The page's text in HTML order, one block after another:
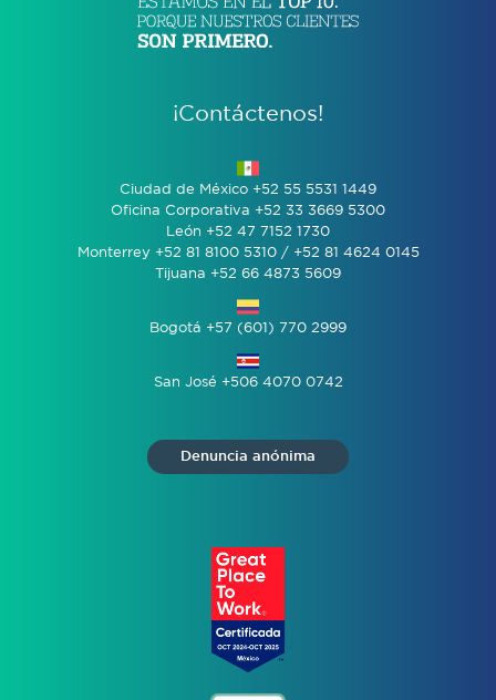
¡Contáctenos!
Ciudad de México +52 55 5531 1449
Oficina Corporativa +52 33 3669 5300
León +52 47 7152 1730
Monterrey +52 81 8100 5310 / +52 81 4624 0145
Tijuana +52 66 4873 5609
Bogotá +57 (601) 770 2999
San José +506 4070 0742
Denuncia anónima